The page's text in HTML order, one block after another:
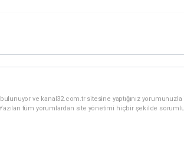
ve kanal32.com.tr sitesine yaptığınız
tüm yorumlardan site yönetimi hiçbir şekilde